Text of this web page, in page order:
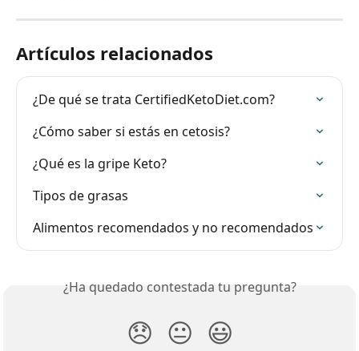
Artículos relacionados
¿De qué se trata CertifiedKetoDiet.com?
¿Cómo saber si estás en cetosis?
¿Qué es la gripe Keto?
Tipos de grasas
Alimentos recomendados y no recomendados
¿Ha quedado contestada tu pregunta?
😞 😐 😃